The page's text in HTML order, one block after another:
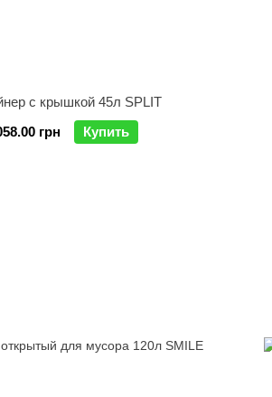
с крышкой 45л SPLIT
грн
Купить